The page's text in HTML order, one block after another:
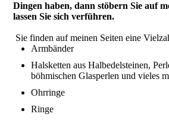
Dingen haben, dann stöbern Sie auf
lassen Sie sich verführen.
Sie finden auf meinen Seiten eine
Armbänder
Halsketten aus Halbedelsteinen,
böhmischen Glasperlen und vieles
Ohrringe
Ringe